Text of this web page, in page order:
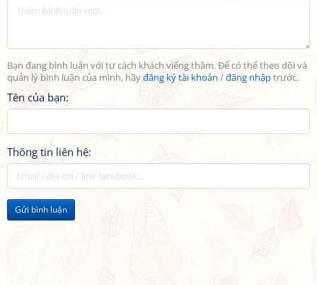
Bạn đang bình luận với tư cách khách viếng thăm. Để có thể theo dõi và
quản lý bình luận của mình, hãyđăng ký tài khoản /đăng nhậptrước.
Tên của bạn:
Thông tin liên hệ:
Gửi bình luận